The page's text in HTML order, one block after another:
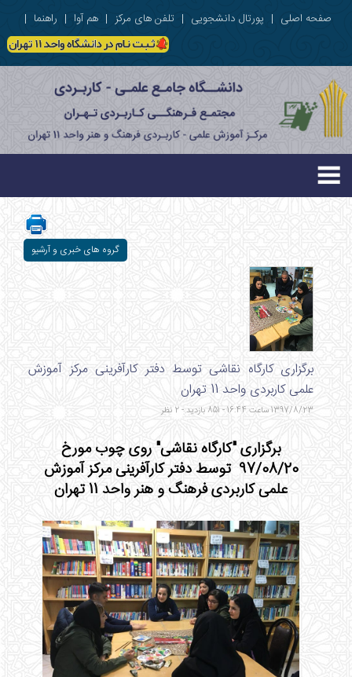
صفحه اصلی | پورتال دانشجویی | تلفن های مرکز | هم آوا | راهنما |
گروه های خبری و آرشیو
برگزاری کارگاه نقاشی توسط دفتر کارآفرینی مرکز آموزش
علمی کاربردی واحد 11 تهران
1397/8/23 ساعت 16:44 - 851 بازدید - 2 نظر
برگزاری "کارگاه نقاشی" روی چوب مورخ
97/08/20 توسط دفتر کارآفرینی مرکز آموزش
علمی کاربردی فرهنگ و هنر واحد 11 تهران